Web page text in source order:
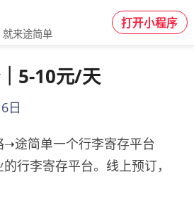
来途简单
打开小程序
5-10元/天
日
➝途简单️一个行李寄存平台
行李寄存平台。线上预订，